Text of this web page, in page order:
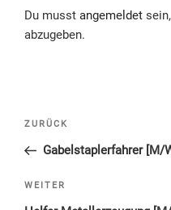
Du musst angemeldet
abzugeben.
Beitragsnavigation
Vorheriger
Beitrag
ZURÜCK
Gabelstaplerfahrer [M/
Nächster
Beitrag
WEITER